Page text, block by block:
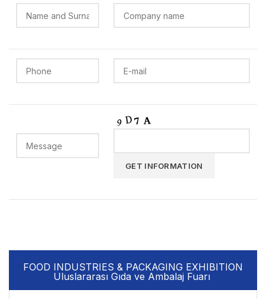
FOOD INDUSTRIES & PACKAGING EXHIBITION
Uluslararası Gıda ve Ambalaj Fuarı ​